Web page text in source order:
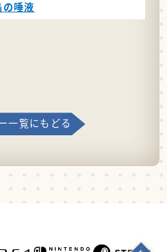
の唾液
一覧にもどる